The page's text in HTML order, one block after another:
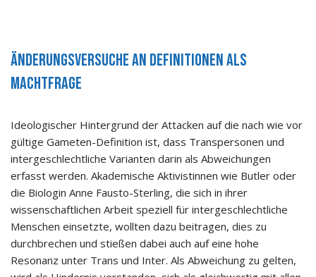
Änderungsversuche an Definitionen als
Machtfrage
Ideologischer Hintergrund der Attacken auf die nach wie vor
gültige Gameten-Definition ist, dass Transpersonen und
intergeschlechtliche Varianten darin als Abweichungen
erfasst werden. Akademische Aktivistinnen wie Butler oder
die Biologin Anne Fausto-Sterling, die sich in ihrer
wissenschaftlichen Arbeit speziell für intergeschlechtliche
Menschen einsetzte, wollten dazu beitragen, dies zu
durchbrechen und stießen dabei auch auf eine hohe
Resonanz unter Trans und Inter. Als Abweichung zu gelten,